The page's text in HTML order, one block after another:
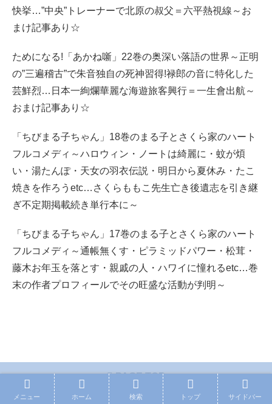
快挙…”中央”トレーナーで北原の叔父＝六平熱視線～お
まけ記事あり☆
ためになる!「あかね噺」22巻の奥深い落語の世界～正明
の”三遍稽古”で朱音独自の死神習得!禄郎の音に特化した
芸鮮烈…日本一絢爛華麗な海遊旅客興行＝一生會出航～
おまけ記事あり☆
「ちびまる子ちゃん」18巻のまる子とさくら家のハート
フルコメディ～ハロウィン・ノートは綺麗に・蚊が煩
い・湯たんぽ・天女の羽衣伝説・明日から夏休み・たこ
焼きを作ろうetc…さくらももこ先生亡き後遺志を引き継
ぎ不定期掲載続き単行本に～
「ちびまる子ちゃん」17巻のまる子とさくら家のハート
フルコメディ～通帳無くす・ピラミッドパワー・松茸・
藤木お年玉を落とす・親戚の人・ハワイに憧れるetc…巻
末の作者プロフィールでその旺盛な活動が判明～
PAGE TOP
メニュー ホーム 検索 トップ サイドバー